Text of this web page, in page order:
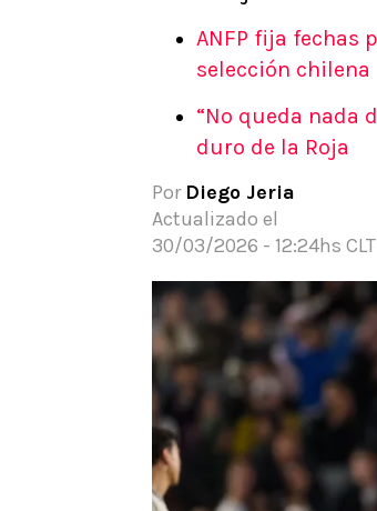
Apuestas Mundial 2026
ANFP fija fechas
selección chilena
“No queda nada
duro de la Roja
Por Diego Jeria
Actualizado el
30/03/2026 - 12:24hs CLT